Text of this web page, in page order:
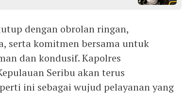
dengan obrolan ringan,
serta komitmen bersama untuk
dan kondusif. Kapolres
Seribu akan terus
ini sebagai wujud pelayanan yang